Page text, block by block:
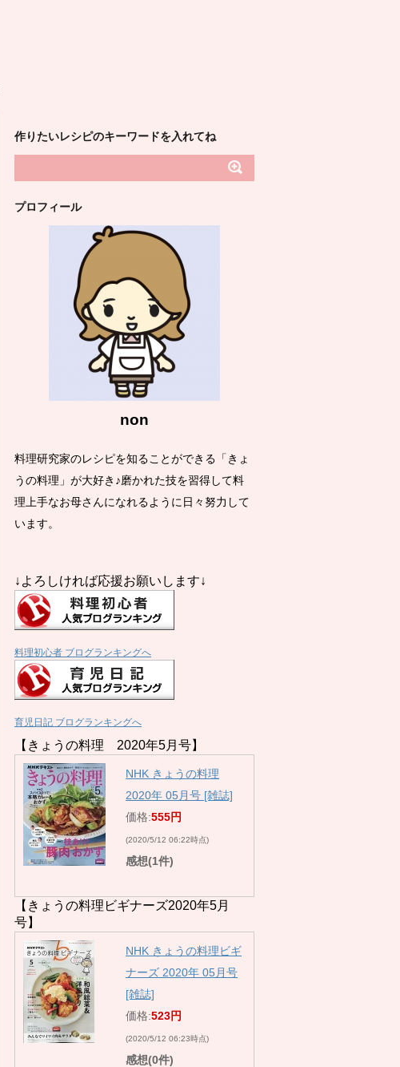
作りたいレシピのキーワードを入れてね
プロフィール
non
料理研究家のレシピを知ることができる「きょ
うの料理」が大好き♪磨かれた技を習得して料
理上手なお母さんになれるように日々努力して
います。
↓よろしければ応援お願いします↓
料理初心者 ブログランキングへ
育児日記 ブログランキングへ
【きょうの料理 2020年5月号】
NHK きょうの料理
2020年 05月号 [雑誌]
価格:555円
(2020/5/12 06:22時点)
感想(1件)
【きょうの料理ビギナーズ2020年5月
号】
NHK きょうの料理ビギ
ナーズ 2020年 05月号
[雑誌]
価格:523円
(2020/5/12 06:23時点)
感想(0件)